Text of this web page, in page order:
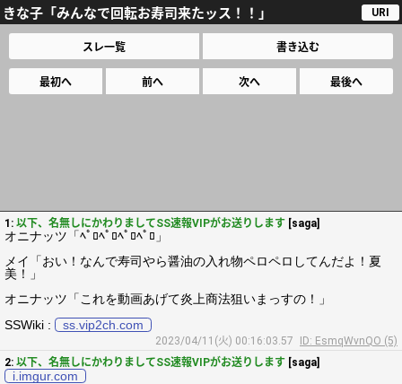
きな子「みんなで回転お寿司来たッス！！」 URI
スレ一覧 書き込む
最初へ 前へ 次へ 最後へ
1: 以下、名無しにかわりましてSS速報VIPがお送りします [saga]
オニナッツ「ﾍﾟﾛﾍﾟﾛﾍﾟﾛﾍﾟﾛ」
メイ「おい！なんで寿司やら醤油の入れ物ペロペロしてんだよ！夏
美！」
オニナッツ「これを動画あげて炎上商法狙いまっすの！」
SSWiki :
ss.vip2ch.com
2023/04/11(火) 00:16:03.57
ID: EsmqWvnQO (5)
2: 以下、名無しにかわりましてSS速報VIPがお送りします [saga]
i.imgur.com